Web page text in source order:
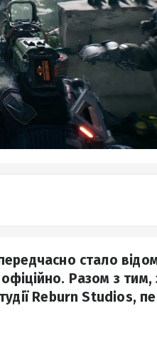
стало
Разом з тим,
Reburn Studios,